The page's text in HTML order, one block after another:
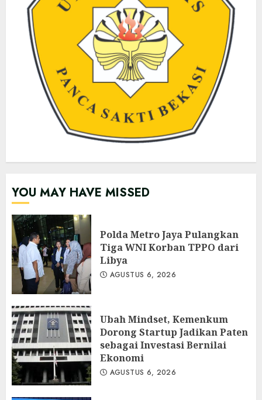
YOU MAY HAVE MISSED
Polda Metro Jaya Pulangkan
Tiga WNI Korban TPPO dari
Libya
AGUSTUS 6, 2026
Ubah Mindset, Kemenkum
Dorong Startup Jadikan Paten
sebagai Investasi Bernilai
Ekonomi
AGUSTUS 6, 2026